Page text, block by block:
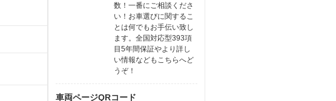
数！一番にご相談くださ
い！お車選びに関するこ
とは何でもお手伝い致し
ます。全国対応型393項
目5年間保証やより詳し
い情報などもこちらへど
うぞ！
車両ページQRコード